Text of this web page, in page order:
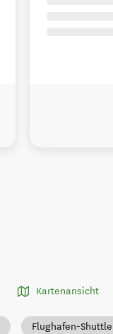
Kartenansicht
Flughafen-Shuttle